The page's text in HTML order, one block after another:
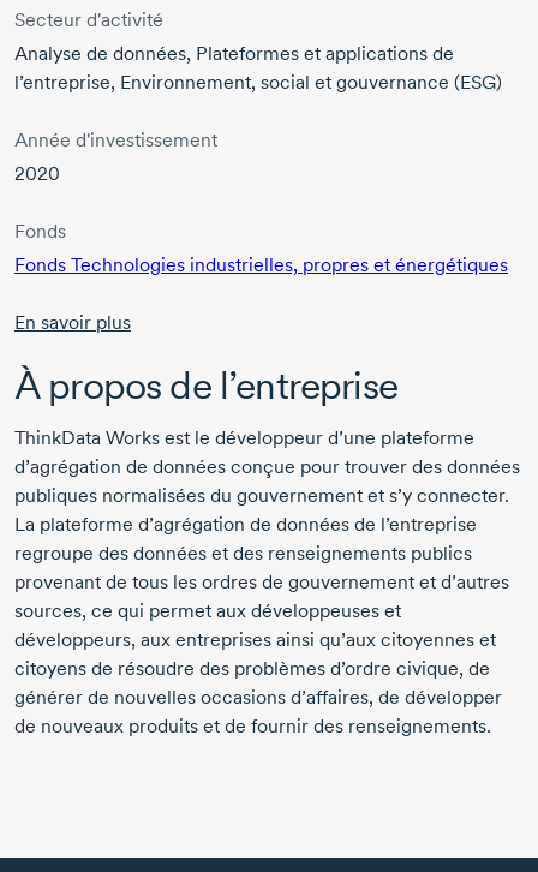
Secteur d'activité
Analyse de données, Plateformes et applications de
l’entreprise, Environnement, social et gouvernance (ESG)
Année d'investissement
2020
Fonds
Fonds Technologies industrielles, propres et énergétiques
En savoir plus
À propos de l’entreprise
ThinkData Works est le développeur d’une plateforme
d’agrégation de données conçue pour trouver des données
publiques normalisées du gouvernement et s’y connecter.
La plateforme d’agrégation de données de l’entreprise
regroupe des données et des renseignements publics
provenant de tous les ordres de gouvernement et d’autres
sources, ce qui permet aux développeuses et
développeurs, aux entreprises ainsi qu’aux citoyennes et
citoyens de résoudre des problèmes d’ordre civique, de
générer de nouvelles occasions d’affaires, de développer
de nouveaux produits et de fournir des renseignements.